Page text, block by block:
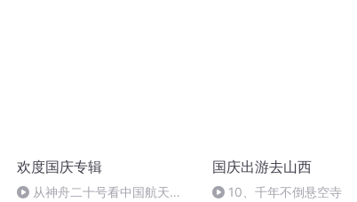
欢度国庆专辑
从神舟二十号看中国航天
国庆出游去山西
10、千年不倒悬空寺